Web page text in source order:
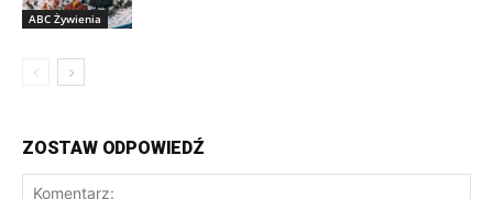
ABC Żywienia
ZOSTAW ODPOWIEDŹ